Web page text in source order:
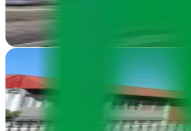
Diseño web a medida en Donostia que
Ver fichacompleta
Guipúzcoa
En San Sebastián transformamos ideas en